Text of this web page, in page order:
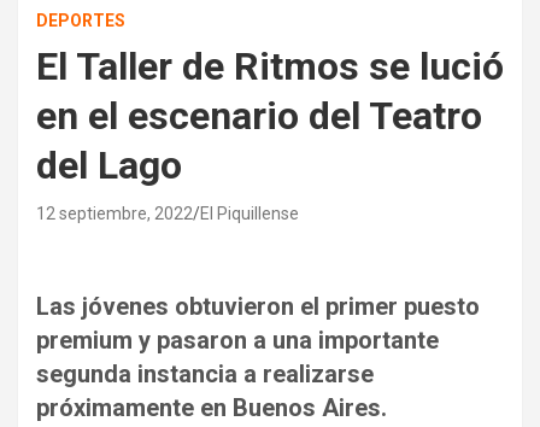
DEPORTES
El Taller de Ritmos se lució
en el escenario del Teatro
del Lago
12 septiembre, 2022 El Piquillense
Las jóvenes obtuvieron el primer puesto
premium y pasaron a una importante
segunda instancia a realizarse
próximamente en Buenos Aires.